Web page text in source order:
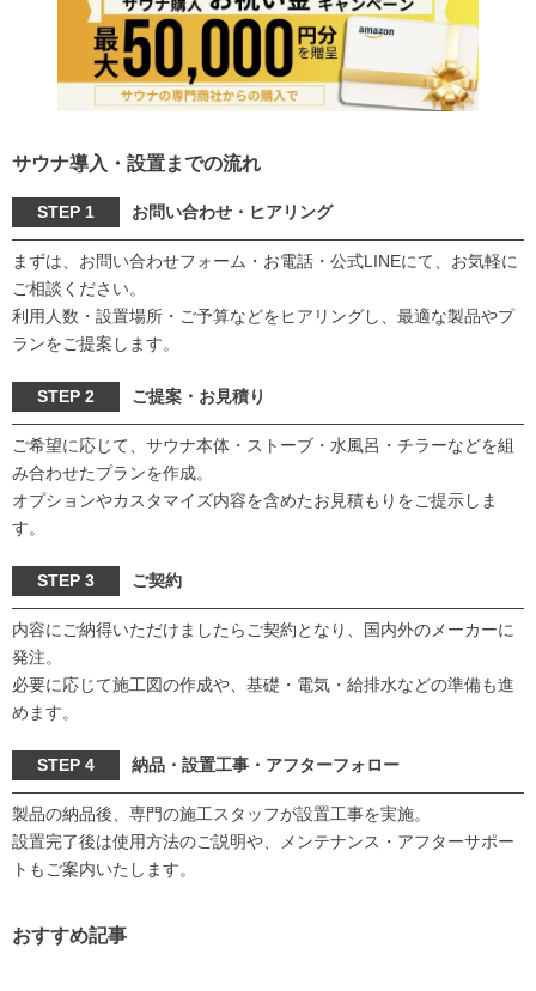
サウナ導入・設置までの流れ
STEP 1 お問い合わせ・ヒアリング
まずは、お問い合わせフォーム・お電話・公式LINEにて、お気軽に
ご相談ください。
利用人数・設置場所・ご予算などをヒアリングし、最適な製品やプ
ランをご提案します。
STEP 2 ご提案・お見積り
ご希望に応じて、サウナ本体・ストーブ・水風呂・チラーなどを組
み合わせたプランを作成。
オプションやカスタマイズ内容を含めたお見積もりをご提示しま
す。
STEP 3 ご契約
内容にご納得いただけましたらご契約となり、国内外のメーカーに
発注。
必要に応じて施工図の作成や、基礎・電気・給排水などの準備も進
めます。
STEP 4 納品・設置工事・アフターフォロー
製品の納品後、専門の施工スタッフが設置工事を実施。
設置完了後は使用方法のご説明や、メンテナンス・アフターサポー
トもご案内いたします。
おすすめ記事